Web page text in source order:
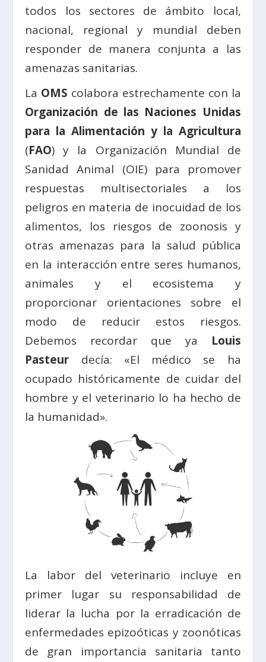
todos los sectores de ámbito local,
nacional, regional y mundial deben
responder de manera conjunta a las
amenazas sanitarias.
La OMS colabora estrechamente con la
Organización de las Naciones Unidas
para la Alimentación y la Agricultura
(FAO) y la Organización Mundial de
Sanidad Animal (OIE) para promover
respuestas multisectoriales a los
peligros en materia de inocuidad de los
alimentos, los riesgos de zoonosis y
otras amenazas para la salud pública
en la interacción entre seres humanos,
animales y el ecosistema y
proporcionar orientaciones sobre el
modo de reducir estos riesgos.
Debemos recordar que ya Louis
Pasteur decía: «El médico se ha
ocupado históricamente de cuidar del
hombre y el veterinario lo ha hecho de
la humanidad».
La labor del veterinario incluye en
primer lugar su responsabilidad de
liderar la lucha por la erradicación de
enfermedades epizoóticas y zoonóticas
de gran importancia sanitaria tanto